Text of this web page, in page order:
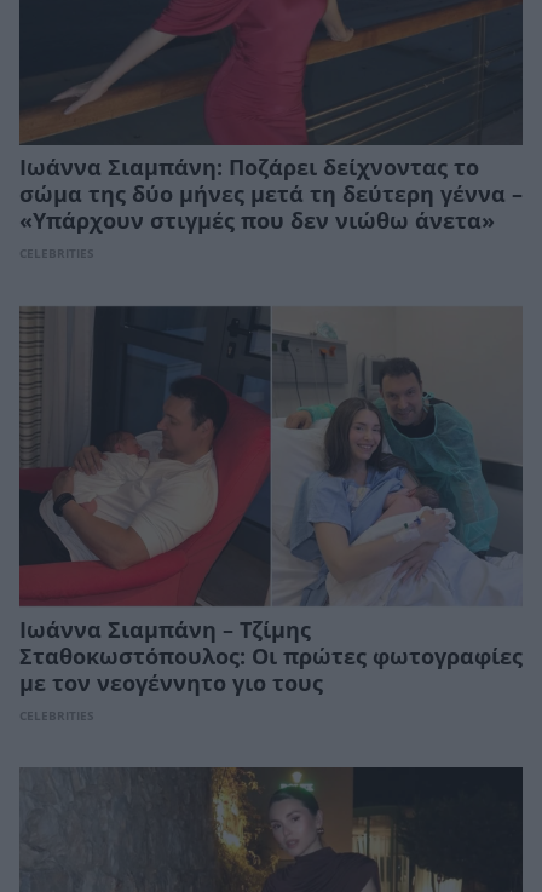
Ιωάννα Σιαμπάνη: Ποζάρει δείχνοντας το
σώμα της δύο μήνες μετά τη δεύτερη γέννα –
«Υπάρχουν στιγμές που δεν νιώθω άνετα»
CELEBRITIES
Ιωάννα Σιαμπάνη – Τζίμης
Σταθοκωστόπουλος: Οι πρώτες φωτογραφίες
με τον νεογέννητο γιο τους
CELEBRITIES